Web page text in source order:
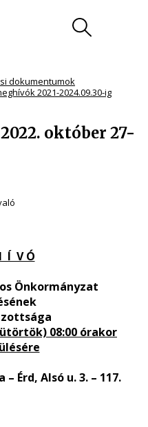
dokumentumok
2021-2024.09.30-ig
október 27-
Í V Ó
Önkormányzat
08:00 órakor
Érd, Alsó u. 3. – 117.